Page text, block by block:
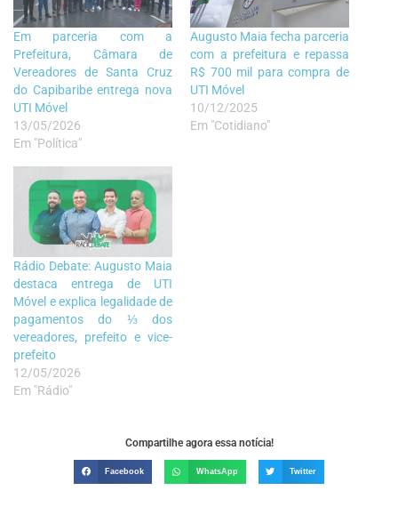
Em parceria com a
Prefeitura, Câmara de
Vereadores de Santa Cruz
do Capibaribe entrega nova
UTI Móvel
13/05/2026
Em "Política"
Augusto Maia fecha parceria
com a prefeitura e repassa
R$ 700 mil para compra de
UTI Móvel
10/12/2025
Em "Cotidiano"
Rádio Debate: Augusto Maia
destaca entrega de UTI
Móvel e explica legalidade de
pagamentos do ⅓ dos
vereadores, prefeito e vice-
prefeito
12/05/2026
Em "Rádio"
Compartilhe agora essa notícia!
Facebook WhatsApp Twitter